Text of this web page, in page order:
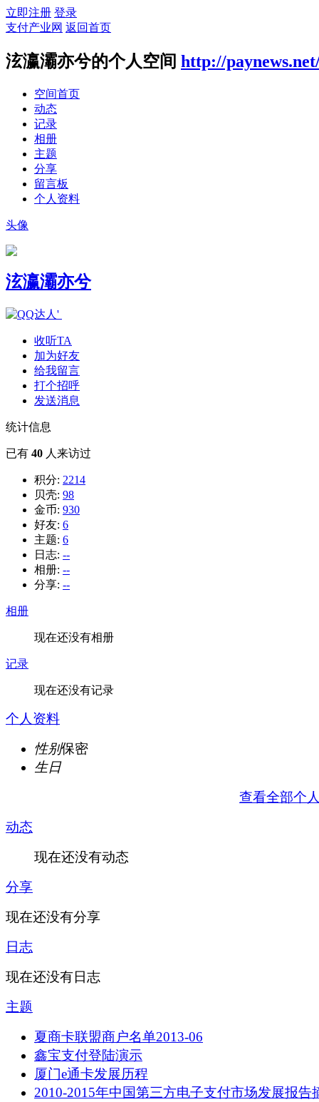
立即注册 登录
支付产业网 返回首页
泫瀛灞亦兮的个人空间 http://
空间首页
动态
记录
相册
主题
分享
留言板
个人资料
头像
泫瀛灞亦兮
收听TA
加为好友
给我留言
打个招呼
发送消息
统计信息
已有 40 人来访过
积分: 2214
贝壳: 98
金币: 930
好友: 6
主题: 6
日志: --
相册: --
分享: --
相册
现在还没有相册
记录
现在还没有记录
个人资料
性别保密
生日
查看全部个
动态
现在还没有动态
分享
现在还没有分享
日志
现在还没有日志
主题
夏商卡联盟商户名单2013-06
鑫宝支付登陆演示
厦门e通卡发展历程
2010-2015年中国第三方电子支付市场发展报告